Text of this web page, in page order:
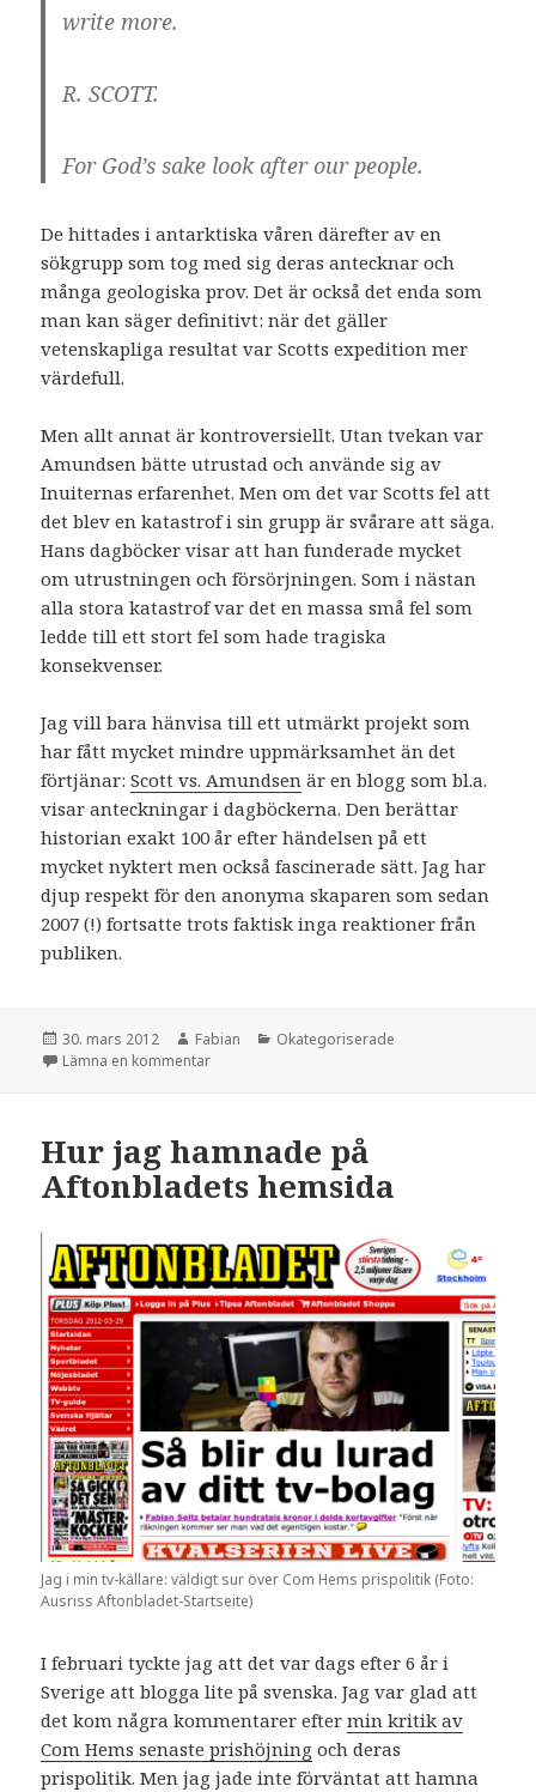
write more.
R. SCOTT.
For God’s sake look after our people.
De hittades i antarktiska våren därefter av en
sökgrupp som tog med sig deras antecknar och
många geologiska prov. Det är också det enda som
man kan säger definitivt: när det gäller
vetenskapliga resultat var Scotts expedition mer
värdefull.
Men allt annat är kontroversiellt. Utan tvekan var
Amundsen bätte utrustad och använde sig av
Inuiternas erfarenhet. Men om det var Scotts fel att
det blev en katastrof i sin grupp är svårare att säga.
Hans dagböcker visar att han funderade mycket
om utrustningen och försörjningen. Som i nästan
alla stora katastrof var det en massa små fel som
ledde till ett stort fel som hade tragiska
konsekvenser.
Jag vill bara hänvisa till ett utmärkt projekt som
har fått mycket mindre uppmärksamhet än det
förtjänar:Scott vs. Amundsen är en blogg som bl.a.
visar anteckningar i dagböckerna. Den berättar
historian exakt 100 år efter händelsen på ett
mycket nyktert men också fascinerade sätt. Jag har
djup respekt för den anonyma skaparen som sedan
2007 (!) fortsatte trots faktisk inga reaktioner från
publiken.
Postat
30. mars 2012 Författare
Fabian Kategorier
Okategoriserade
Lämna en kommentartill En liten påminnelse om igår för 100 år sedan
Hur jag hamnade på
Aftonbladets hemsida
Jag i min tv-källare: väldigt sur över Com Hems prispolitik (Foto:
Ausriss Aftonbladet-Startseite)
I februari tyckte jag att det var dags efter 6 år i
Sverige att blogga lite på svenska. Jag var glad att
det kom några kommentarer eftermin kritik av
Com Hems senaste prishöjning och deras
prispolitik. Men jag jade inte förväntat att hamna